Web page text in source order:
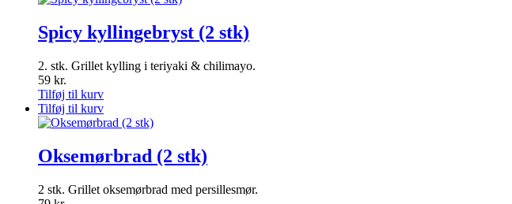
Spicy kyllingebryst (2 stk)
2. stk. Grillet kylling i teriyaki & chilimayo.
59 kr.
Tilføj til kurv
Tilføj til kurv
Oksemørbrad (2 stk)
2 stk. Grillet oksemørbrad med persillesmør.